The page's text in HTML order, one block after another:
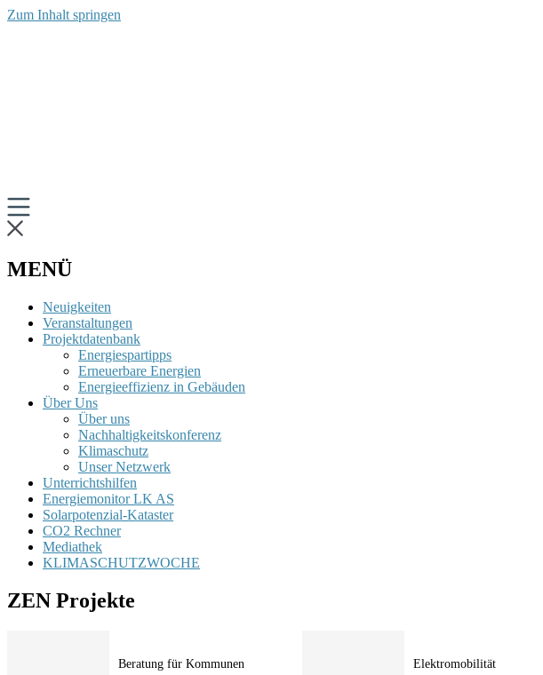
Zum Inhalt springen
MENÜ
Neuigkeiten
Veranstaltungen
Projektdatenbank
Energiespartipps
Erneuerbare Energien
Energieeffizienz in Gebäuden
Über Uns
Über uns
Nachhaltigkeitskonferenz
Klimaschutz
Unser Netzwerk
Unterrichtshilfen
Energiemonitor LK AS
Solarpotenzial-Kataster
CO2 Rechner
Mediathek
KLIMASCHUTZWOCHE
ZEN Projekte
Beratung für Kommunen Elektromobilität